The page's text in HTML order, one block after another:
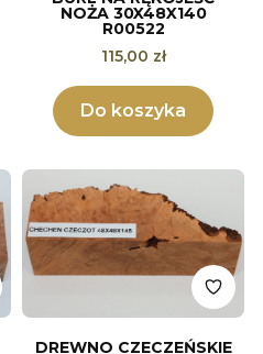
NOŻA 30X48X140
R00522
Cena
115,00 zł
Do koszyka
DREWNO CZECZEŃSKIE